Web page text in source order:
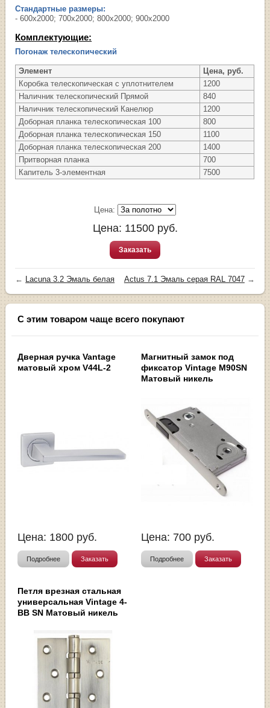
Стандартные размеры:
- 600х2000; 700х2000; 800х2000; 900х2000
Комплектующие:
Погонаж телескопический
Элемент
Цена, руб.
Коробка телескопическая с уплотнителем
1200
Наличник телескопический Прямой
840
Наличник телескопический Канелюр
1200
Доборная планка телескопическая 100
800
Доборная планка телескопическая 150
1100
Доборная планка телескопическая 200
1400
Притворная планка
700
Капитель 3-элементная
7500
Цена:
Цена: 11500руб.
Заказать
← Lacuna 3.2 Эмаль белая Actus 7.1 Эмаль серая RAL 7047→
С этим товаром чаще всего покупают
Дверная ручка Vantage
матовый хром V44L-2
Цена: 1800 руб.
Подробнее Заказать
Магнитный замок под
фиксатор Vintage M90SN
Матовый никель
Цена: 700 руб.
Подробнее Заказать
Петля врезная стальная
универсальная Vintage 4-
BB SN Матовый никель